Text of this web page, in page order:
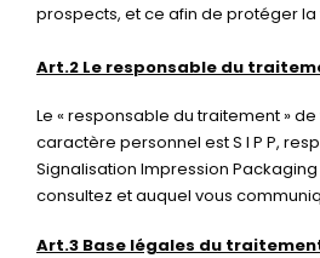
prospects, et ce afin de protéger
Art.2 Le responsable du
Le « responsable du traitement »
caractère personnel est S I P P,
Signalisation Impression
consultez et auquel vous
Art.3 Base légales du